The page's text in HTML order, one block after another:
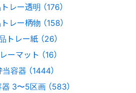
レー透明 （176）
レー柄物 （158）
トレー紙 （26）
ーマット （16）
容器 （1444）
3〜5区画 （583）